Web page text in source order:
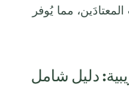
مما يُوفر
دليل شامل